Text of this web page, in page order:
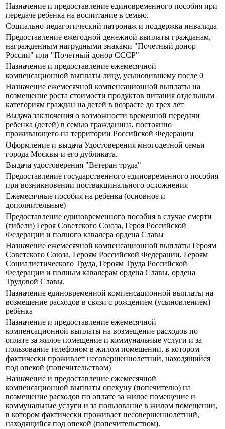
Назначение и предоставление единовременного пособия при
передаче ребенка на воспитание в семью.
Социально-педагогический патронаж и поддержка инвалида
Предоставление ежегодной денежной выплаты гражданам,
награжденным нагрудными знаками "Почетный донор
России" или "Почетный донор СССР"
Назначение и предоставление ежемесячной
компенсационной выплаты лицу, усыновившему после 0
Назначение ежемесячной компенсационной выплаты на
возмещение роста стоимости продуктов питания отдельным
категориям граждан на детей в возрасте до трех лет
Выдача заключения о возможности временной передачи
ребенка (детей) в семью гражданина, постоянно
проживающего на территории Российской Федерации
Оформление и выдача Удостоверения многодетной семьи
города Москвы и его дубликата.
Выдача удостоверения "Ветеран труда"
Предоставление государственного единовременного пособия
при возникновении поствакцинального осложнения
Ежемесячные пособия на ребенка (основное и
дополнительные)
Предоставление единовременного пособия в случае смерти
(гибели) Героя Советского Союза, Героя Российской
Федерации и полного кавалера ордена Славы
Назначение ежемесячной компенсационной выплаты Героям
Советского Союза, Героям Российской Федерации, Героям
Социалистического Труда, Героям Труда Российской
Федерации и полным кавалерам ордена Славы, ордена
Трудовой Славы.
Назначение единовременной компенсационной выплаты на
возмещение расходов в связи с рождением (усыновлением)
ребёнка
Назначение и предоставление ежемесячной
компенсационной выплаты на возмещение расходов по
оплате за жилое помещение и коммунальные услуги и за
пользование телефоном в жилом помещении, в котором
фактически проживает несовершеннолетний, находящийся
под опекой (попечительством)
Назначение и предоставление ежемесячной
компенсационной выплаты опекуну (попечителю) на
возмещение расходов по оплате за жилое помещение и
коммунальные услуги и за пользование в жилом помещении,
в котором фактически проживает несовершеннолетний,
находящийся под опекой (попечительством).